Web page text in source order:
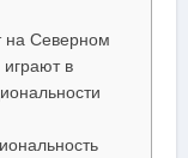
на Северном
в